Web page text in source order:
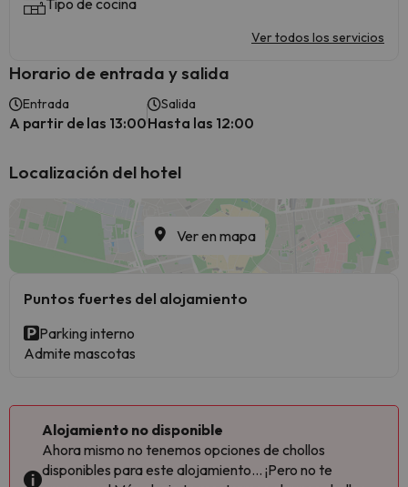
Tipo de cocina
Ver todos los servicios
Horario de entrada y salida
Entrada
A partir de las 13:00
Salida
Hasta las 12:00
Localización del hotel
Ver en mapa
Puntos fuertes del alojamiento
Parking interno
Admite mascotas
Alojamiento no disponible
Ahora mismo no tenemos opciones de chollos
disponibles para este alojamiento... ¡Pero no te